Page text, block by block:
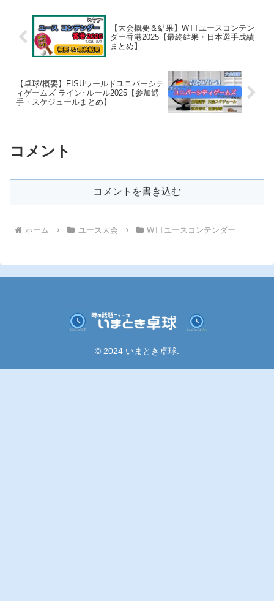
【大会概要＆結果】WTTユースコンテン
ダー香港2025【最終結果・日本選手成績
まとめ】
【卓球/概要】FISUワールドユニバーシテ
ィゲームズ ライン･ルール2025【参加選
手・スケジュールまとめ】
コメント
コメントを書き込む
ホーム ユース大会 WTTユースコンテンダー
© 2024 いまとき卓球.